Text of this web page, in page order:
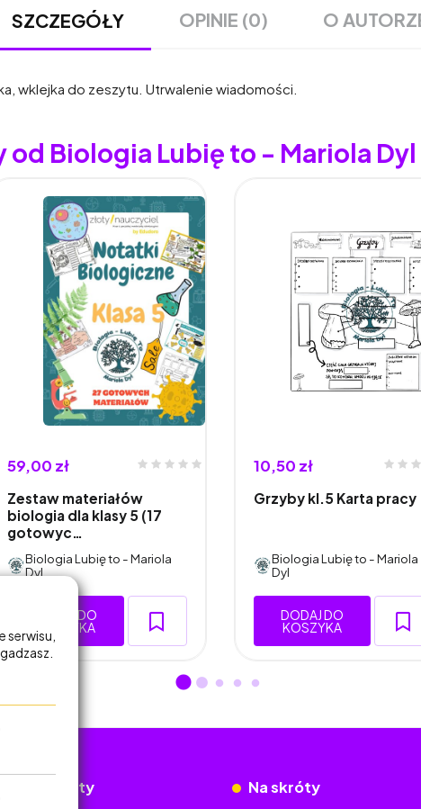
SZCZEGÓŁY OPINIE (0) O
wklejka do zeszytu. Utrwalenie wiadomości.
od Biologia Lubię to - Mariola Dyl
59,00 zł
Zestaw materiałów
biologia dla klasy 5 (17
gotowyc…
Biologia Lubię to - Mariola
Dyl
DODAJ DO
KOSZYKA
10,50 zł
Grzyby kl.5 Karta pracy
Biologia Lubię to - Mariola
Dyl
DODAJ DO
KOSZYKA
Dokumenty Na skróty
serwisu,